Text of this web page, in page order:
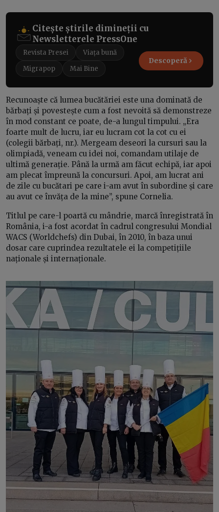
Citește știrile dimineții cu
Newsletterele PressOne
Revista Presei
Viața bună
Migrapop
Mai Bine
Descoperă
Recunoaște că lumea bucătăriei este una dominată de
bărbați și povestește cum a fost nevoită să demonstreze
în mod constant ce poate, de-a lungul timpului. „Era
foarte mult de lucru, iar eu lucram cot la cot cu ei
(colegii bărbați, nr.). Mergeam deseori la cursuri sau la
olimpiadă, veneam cu idei noi, comandam utilaje de
ultimă generație. Până la urmă am făcut echipă, iar apoi
am plecat împreună la concursuri. Apoi, am lucrat ani
de zile cu bucătari pe care i-am avut în subordine și care
au avut ce învăța de la mine”, spune Cornelia.
Titlul pe care-l poartă cu mândrie, marcă înregistrată în
România, i-a fost acordat în cadrul congresului Mondial
WACS (Worldchefs) din Dubai, în 2010, în baza unui
dosar care cuprindea rezultatele ei la competițiile
naționale și internaționale.